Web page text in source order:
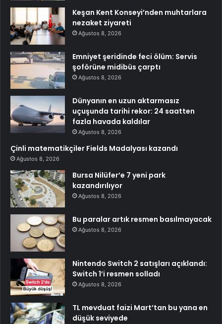
Keşan Kent Konseyi’nden muhtarlara
nezaket ziyareti
Ağustos 8, 2026
Emniyet şeridinde feci ölüm: Servis
şoförüne midibüs çarptı
Ağustos 8, 2026
Dünyanın en uzun aktarmasız
uçuşunda tarihi rekor: 24 saatten
fazla havada kaldılar
Ağustos 8, 2026
Çinli matematikçiler Fields Madalyası kazandı
Ağustos 8, 2026
Bursa Nilüfer’e 7 yeni park
kazandırılıyor
Ağustos 8, 2026
Bu paralar artık resmen basılmayacak
Ağustos 8, 2026
Nintendo Switch 2 satışları açıklandı:
Switch 1’i resmen solladı
Ağustos 8, 2026
TL mevduat faizi Mart’tan bu yana en
düşük seviyede